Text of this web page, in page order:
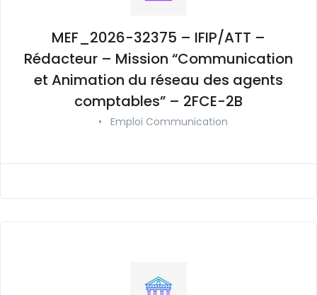
MEF_2026-32375 – IFIP/ATT –
Rédacteur – Mission “Communication
et Animation du réseau des agents
comptables” – 2FCE-2B
• Emploi Communication